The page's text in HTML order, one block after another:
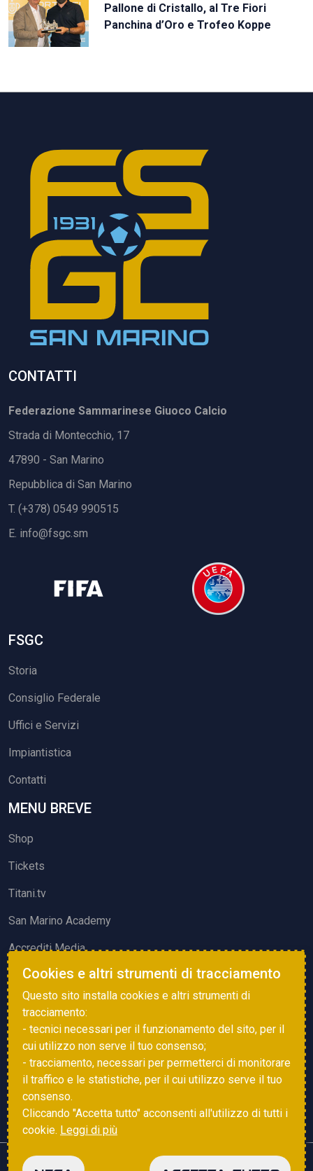
Pallone di Cristallo, al Tre Fiori
Panchina d’Oro e Trofeo Koppe
CONTATTI
Federazione Sammarinese Giuoco Calcio
Strada di Montecchio, 17
47890 - San Marino
Repubblica di San Marino
T. (+378) 0549 990515
E. info@fsgc.sm
FSGC
Storia
Consiglio Federale
Uffici e Servizi
Impiantistica
Contatti
MENU BREVE
Shop
Tickets
Titani.tv
San Marino Academy
Accrediti Media
ATTIVITÀ ED EVENTI
Squadre di Calcio
Associazione Sammarinese Arbitri
Vota gol e parata
Copyright © 2025 FSGC. Tutti i diritti riservati
Cookies e altri strumenti di tracciamento
Questo sito installa cookies e altri strumenti di
tracciamento:
- tecnici necessari per il funzionamento del sito, per il
cui utilizzo non serve il tuo consenso;
- tracciamento, necessari per permetterci di monitorare
il traffico e le statistiche, per il cui utilizzo serve il tuo
consenso.
Cliccando "Accetta tutto" acconsenti all'utilizzo di tutti i
cookie. Leggi di più
NEGA ACCETTA TUTTO